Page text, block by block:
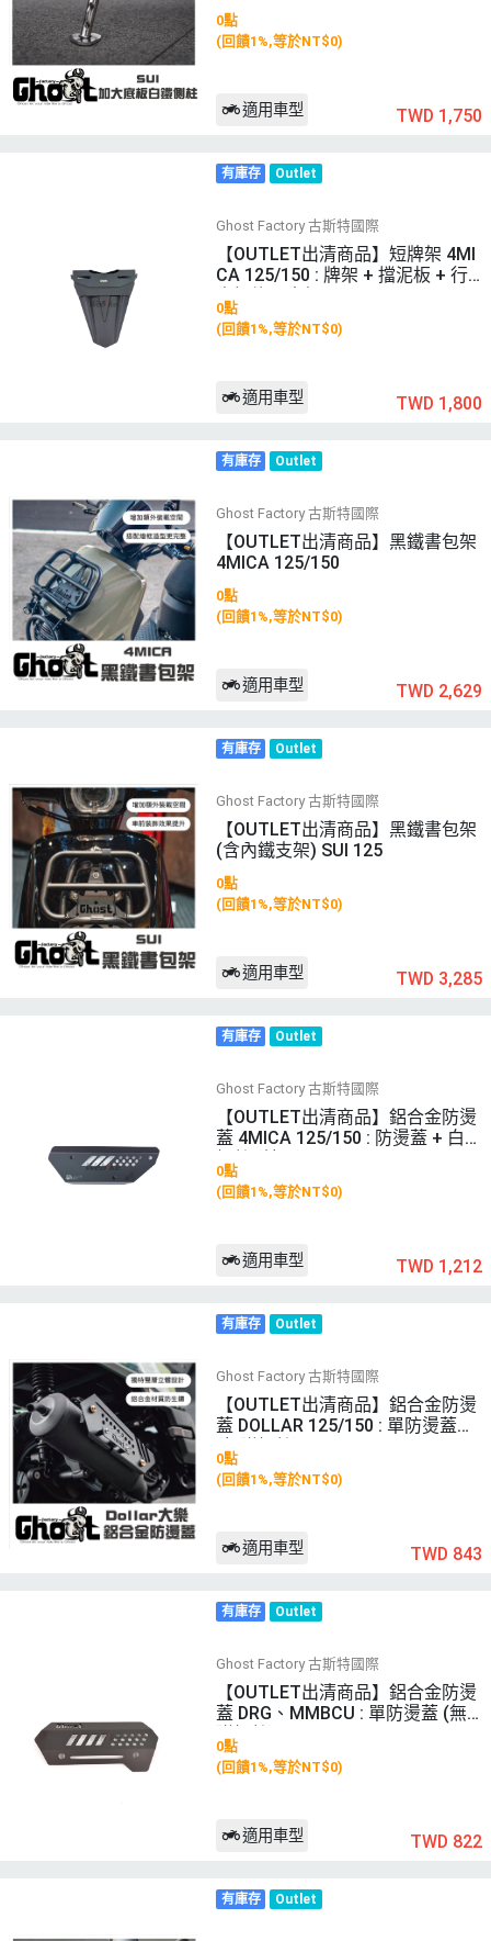
側柱 + 螺絲 + 彈簧 (鍍黑)
0點
(回饋1%,等於NT$0)
適用車型 TWD 1,750
有庫存 Outlet
Ghost Factory 古斯特國際
【OUTLET出清商品】短牌架 4MI
CA 125/150 : 牌架 + 擋泥板 + 行
車記錄器支架
0點
(回饋1%,等於NT$0)
適用車型 TWD 1,800
有庫存 Outlet
Ghost Factory 古斯特國際
【OUTLET出清商品】黑鐵書包架
4MICA 125/150
0點
(回饋1%,等於NT$0)
適用車型 TWD 2,629
有庫存 Outlet
Ghost Factory 古斯特國際
【OUTLET出清商品】黑鐵書包架
(含內鐵支架) SUI 125
0點
(回饋1%,等於NT$0)
適用車型 TWD 3,285
有庫存 Outlet
Ghost Factory 古斯特國際
【OUTLET出清商品】鋁合金防燙
蓋 4MICA 125/150 : 防燙蓋 + 白鐵
螺絲 (鍍黑)
0點
(回饋1%,等於NT$0)
適用車型 TWD 1,212
有庫存 Outlet
Ghost Factory 古斯特國際
【OUTLET出清商品】鋁合金防燙
蓋 DOLLAR 125/150 : 單防燙蓋
(無附螺絲)
0點
(回饋1%,等於NT$0)
適用車型 TWD 843
有庫存 Outlet
Ghost Factory 古斯特國際
【OUTLET出清商品】鋁合金防燙
蓋 DRG、MMBCU : 單防燙蓋 (無
附螺絲)
0點
(回饋1%,等於NT$0)
適用車型 TWD 822
有庫存 Outlet